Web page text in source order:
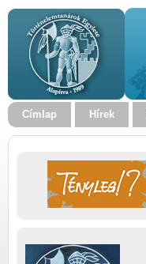
Címlap Hírek